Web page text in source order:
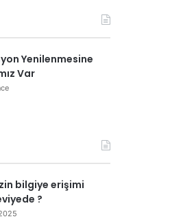
Yenilenmesine
Var
bilgiye erişimi
?